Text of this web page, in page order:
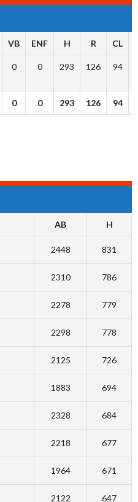
VB ENF H R CL
0 0 293 126 94
0 0 293 126 94
AB H
2448 831
2310 786
2278 779
2298 778
2125 726
1883 694
2328 684
2218 677
1964 671
2122 647